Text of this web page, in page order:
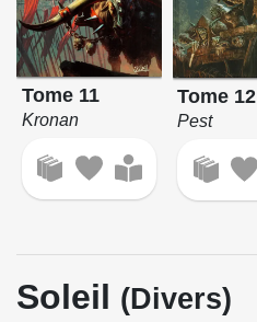
Tome 11
Kronan
Tome 12
Pest
Soleil (Divers)